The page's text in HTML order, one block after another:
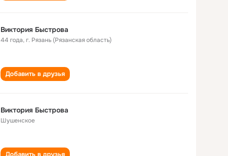
Виктория Быстрова
44 года,г. Рязань (Рязанская область)
Добавить в друзья
Виктория Быстрова
Шушенское
Добавить в друзья